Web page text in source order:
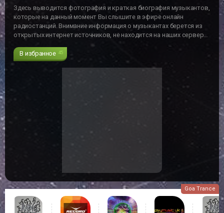
Здесь выводится фотография и краткая биография музыкантов,
которые на данный момент Вы слышите в эфире онлайн
радиостанций. Внимание информация о музыкантах берется из
открытых интернет источников, не находится на наших серверах
и может не отвечать действительности!!!
В избранное 45
Goa Trance